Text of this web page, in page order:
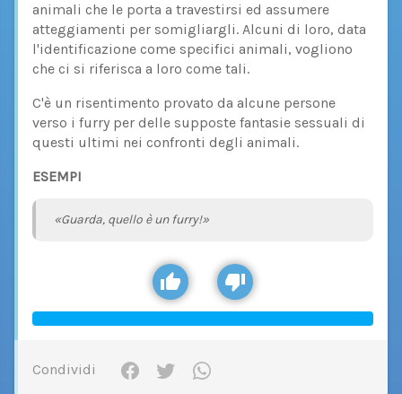
animali che le porta a travestirsi ed assumere
atteggiamenti per somigliargli. Alcuni di loro, data
l'identificazione come specifici animali, vogliono
che ci si riferisca a loro come tali.
C'è un risentimento provato da alcune persone
verso i furry per delle supposte fantasie sessuali di
questi ultimi nei confronti degli animali.
ESEMPI
«Guarda, quello è un furry!»
Condividi